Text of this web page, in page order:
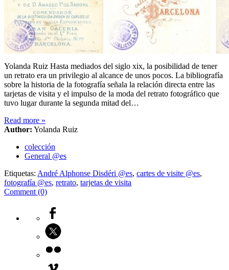
Yolanda Ruiz Hasta mediados del siglo xix, la posibilidad de tener
un retrato era un privilegio al alcance de unos pocos. La bibliografía
sobre la historia de la fotografía señala la relación directa entre las
tarjetas de visita y el impulso de la moda del retrato fotográfico que
tuvo lugar durante la segunda mitad del…
Read more »
Author: Yolanda Ruiz
colección
General @es
Etiquetas: André Alphonse Disdéri @es, cartes de visite @es,
fotografía @es, retrato, tarjetas de visita
Comment (0)